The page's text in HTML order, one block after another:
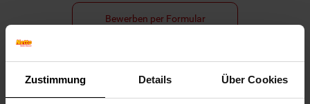
Zustimmung Details Über Cookies
Bewerben per Formular
Folge uns auf Social Media!